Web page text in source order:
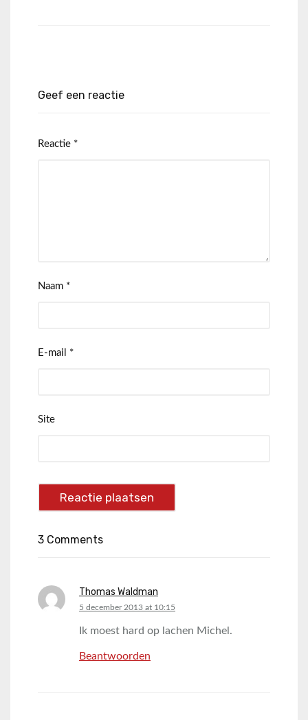
Geef een reactie
Reactie *
Naam *
E-mail *
Site
3 Comments
Thomas Waldman
says:
5 december 2013 at 10:15
Ik moest hard op lachen Michel.
Beantwoorden